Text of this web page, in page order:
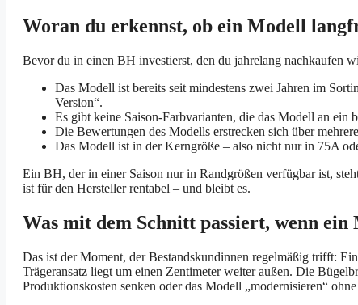
Woran du erkennst, ob ein Modell
Bevor du in einen BH investierst, den du jahrelang nachkaufen
Das Modell ist bereits seit mindestens zwei Jahren im
Version“.
Es gibt keine Saison-Farbvarianten, die das Modell an ein
Die Bewertungen des Modells erstrecken sich über
Das Modell ist in der Kerngröße – also nicht nur in 75A
Ein BH, der in einer Saison nur in Randgrößen verfügbar ist,
ist für den Hersteller rentabel – und bleibt es.
Was mit dem Schnitt passiert, wenn
Das ist der Moment, der Bestandskundinnen regelmäßig trifft:
Trägeransatz liegt um einen Zentimeter weiter außen. Die
Produktionskosten senken oder das Modell „modernisieren“